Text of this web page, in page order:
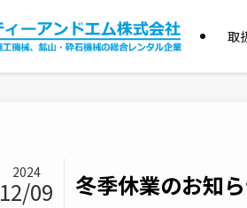
取
冬季休業のお知
2024
12/09